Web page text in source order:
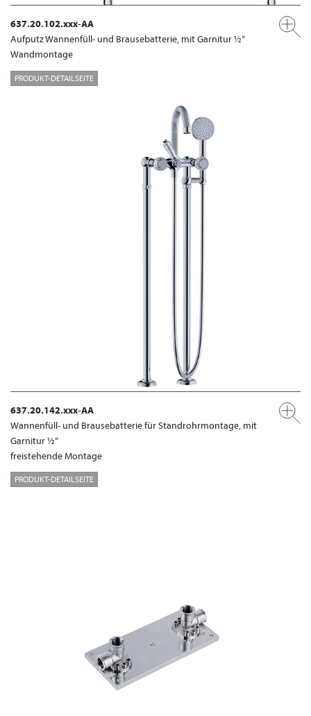
637.20.102.xxx-AA
Aufputz Wannenfüll- und Brausebatterie, mit Garnitur ½“
Wandmontage
PRODUKT-DETAILSEITE
637.20.142.xxx-AA
Wannenfüll- und Brausebatterie für Standrohrmontage, mit
Garnitur ½“
freistehende Montage
PRODUKT-DETAILSEITE